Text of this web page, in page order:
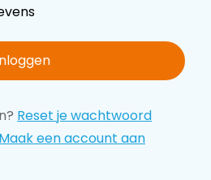
Reset je wachtwoord
Maak een account aan